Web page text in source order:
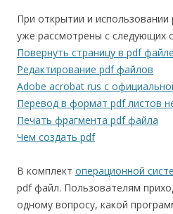
При открытии и
уже рассмотрены с следующих
Повернуть страницу в pdf файле
Редактирование pdf файлов
Adobe acrobat rus с
Перевод в формат pdf листов
Печать фрагмента pdf файла
Чем создать pdf
В комплект операционной
pdf файл. Пользователям
одному вопросу, какой